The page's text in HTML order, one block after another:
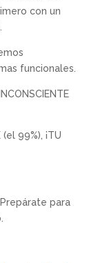
con un
funcionales.
99%), ¡TU
para